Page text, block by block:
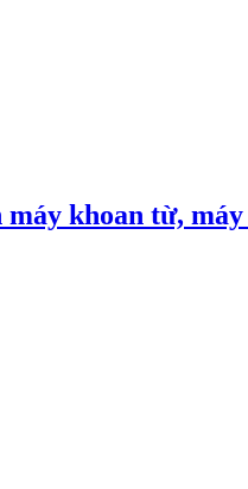
khoan từ, máy